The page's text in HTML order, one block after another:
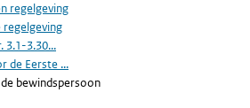
regelgeving
3.1-3.30...
de Eerste ...
bewindspersoon